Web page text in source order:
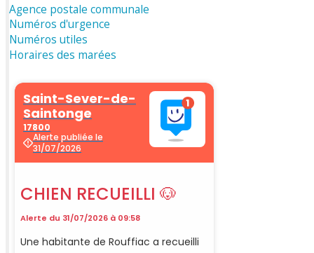
Agence postale communale
Numéros d'urgence
Numéros utiles
Horaires des marées